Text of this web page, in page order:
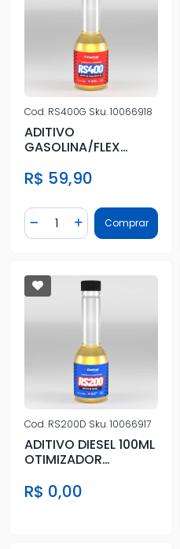
Cod. RS400G Sku.10066918
ADITIVO
GASOLINA/FLEX
PREMIUM DE
COMBUSTIVE
R$ 59,90
Diminuir Quantidade
Quantidade
Adicionar Quantidade
Comprar
Cod. RS200D Sku.10066917
ADITIVO DIESEL 100ML
OTIMIZADOR
COMBUSTIVEL
R$ 0,00